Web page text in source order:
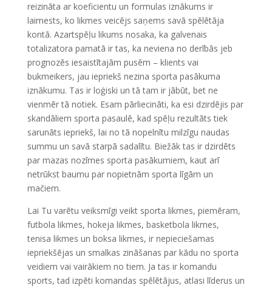
reizināta ar koeficientu un formulas iznākums ir
laimests, ko likmes veicējs saņems savā spēlētāja
kontā. Azartspēļu likums nosaka, ka galvenais
totalizatora pamatā ir tas, ka neviena no derībās jeb
prognozēs iesaistītajām pusēm – klients vai
bukmeikers, jau iepriekš nezina sporta pasākuma
iznākumu. Tas ir loģiski un tā tam ir jābūt, bet ne
vienmēr tā notiek. Esam pārliecināti, ka esi dzirdējis par
skandāliem sporta pasaulē, kad spēļu rezultāts tiek
sarunāts iepriekš, lai no tā nopelnītu milzīgu naudas
summu un savā starpā sadalītu. Biežāk tas ir dzirdēts
par mazas nozīmes sporta pasākumiem, kaut arī
netrūkst baumu par nopietnām sporta līgām un
mačiem.
Lai Tu varētu veiksmīgi veikt sporta likmes, piemēram,
futbola likmes, hokeja likmes, basketbola likmes,
tenisa likmes un boksa likmes, ir nepieciešamas
iepriekšējas un smalkas zināšanas par kādu no sporta
veidiem vai vairākiem no tiem. Ja tas ir komandu
sports, tad izpēti komandas spēlētājus, atlasi līderus un